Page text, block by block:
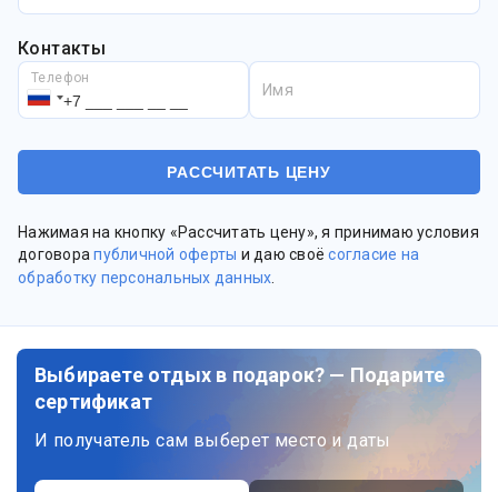
Контакты
Телефон
Имя
Нажимая на кнопку «Рассчитать цену», я принимаю условия
договорапубличной оферты и даю своёсогласие на
обработку персональных данных
Выбираете отдых в подарок? — Подарите
сертификат
И получатель сам выберет место и даты